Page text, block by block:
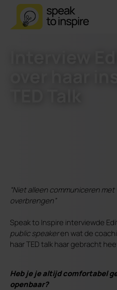
“Niet alleen communiceren
overbrengen”
Speak to Inspire interviewde
public speakeren wat de
haar TED talk haar gebracht
Heb je je altijd comfortabel
openbaar?